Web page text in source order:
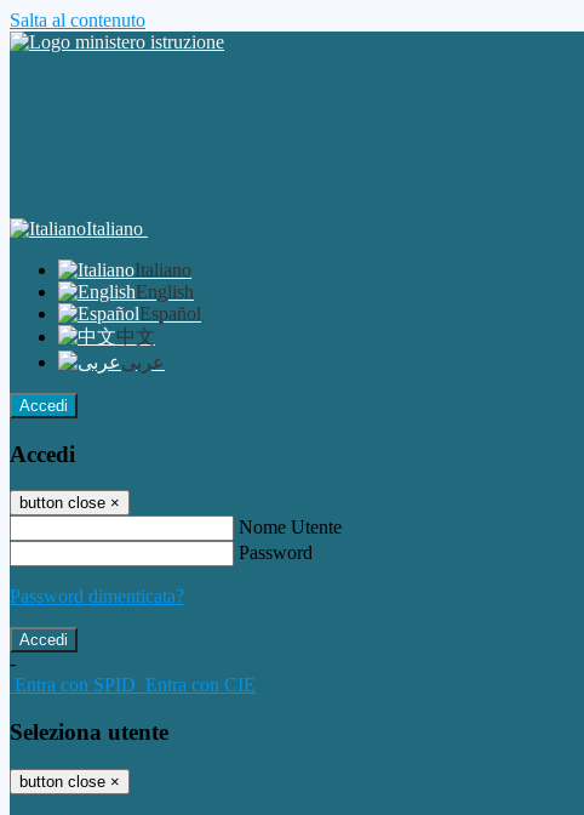
Salta al contenuto
Italiano
Italiano
English
Español
中文
عربى
Accedi
Accedi
button close ×
Nome Utente
Password
Password dimenticata?
-
Entra con SPID Entra con CIE
Seleziona utente
button close ×